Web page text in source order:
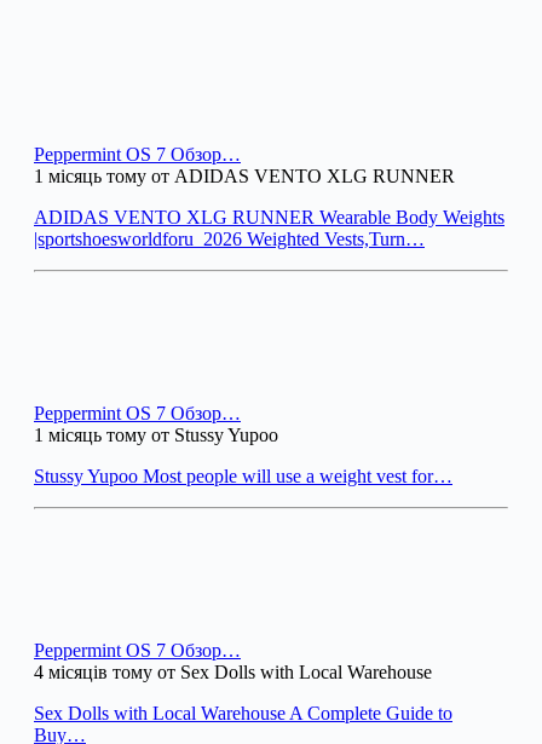
Peppermint OS 7 Обзор…
1 місяць тому от ADIDAS VENTO XLG RUNNER
ADIDAS VENTO XLG RUNNER Wearable Body Weights
|sportshoesworldforu_2026 Weighted Vests,Turn…
Peppermint OS 7 Обзор…
1 місяць тому от Stussy Yupoo
Stussy Yupoo Most people will use a weight vest for…
Peppermint OS 7 Обзор…
4 місяців тому от Sex Dolls with Local Warehouse
Sex Dolls with Local Warehouse A Complete Guide to
Buy…